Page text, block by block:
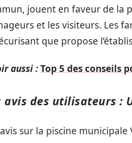
jouent en faveur de la
et les visiteurs. Les
que propose
aussi :Top 5 des conseils
avis des utilisateurs :
sur la piscine